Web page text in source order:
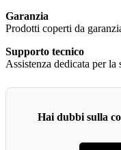
Garanzia
Prodotti coperti da
Supporto tecnico
Assistenza dedicata per
Hai dubbi sulla